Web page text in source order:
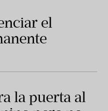
el
la puerta al